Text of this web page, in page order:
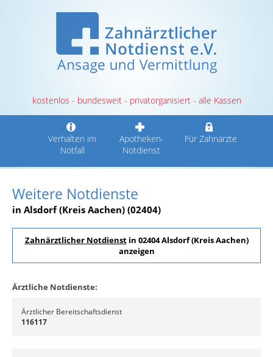
kostenlos - bundesweit - privatorganisiert - alle Kassen
Verhalten im
Notfall
Apotheken-
Notdienst
Für Zahnärzte
Weitere Notdienste
in Alsdorf (Kreis Aachen) (02404)
Zahnärztlicher Notdienstin 02404 Alsdorf (Kreis Aachen)
anzeigen
Ärztliche Notdienste:
Ärztlicher Bereitschaftsdienst
116117